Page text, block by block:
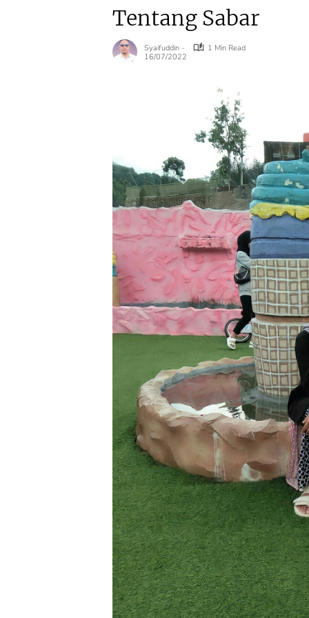
Tentang Sabar
Syaifuddin -
1 Min Read
16/07/2022
Kementerian
ATR/BPN Raih
Popular
Government
Institutions Award
2026 dari The
Iconomics
Agraria
Transformasi
Layanan
Masyarakat
Perlu Lagi
Menunggu
Kepastian
Cek Fakta
Cek Fakta:
Mengungkap Fakta
di Balik Produksi
Mewah: Benarkah
Barang Brand
Ternama Dibuat di
China?
Cek Fakta
Cek Fakta:
Mengungkap
di Balik
Mewah:
Barang Brand
Ternama
China?